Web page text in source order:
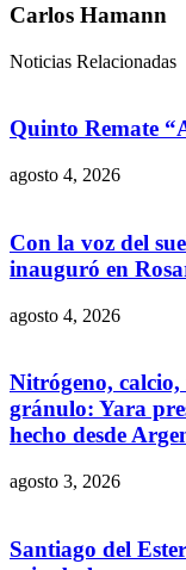
Carlos Hamann
Noticias Relacionadas
Quinto Remate
agosto 4, 2026
Con la voz del
inauguró en
agosto 4, 2026
Nitrógeno, calcio,
gránulo: Yara
hecho desde
agosto 3, 2026
Santiago del